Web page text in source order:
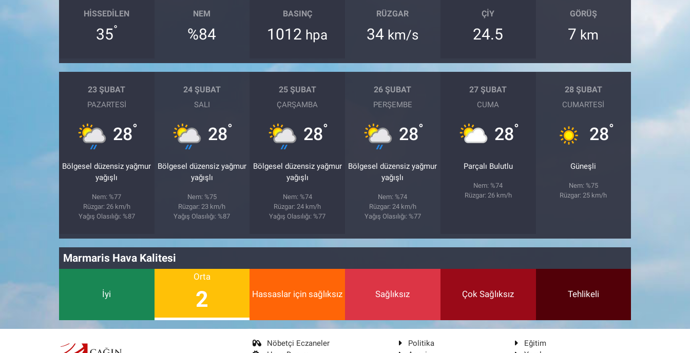
HISSEDILEN
35°
NEM
%84
BASINÇ
1012 hpa
RÜZGAR
34 km/s
ÇIY
24.5
GÖRÜŞ
7 km
23 ŞUBAT
PAZARTESI
28°
Bölgesel düzensiz yağmur
yağışlı
Nem: %77
Rüzgar: 26 km/h
Yağış Olasılığı: %87
24 ŞUBAT
SALI
28°
Bölgesel düzensiz yağmur
yağışlı
Nem: %75
Rüzgar: 23 km/h
Yağış Olasılığı: %87
25 ŞUBAT
ÇARŞAMBA
28°
Bölgesel düzensiz yağmur
yağışlı
Nem: %74
Rüzgar: 24 km/h
Yağış Olasılığı: %77
26 ŞUBAT
PERŞEMBE
28°
Bölgesel düzensiz yağmur
yağışlı
Nem: %74
Rüzgar: 24 km/h
Yağış Olasılığı: %77
27 ŞUBAT
CUMA
28°
Parçalı Bulutlu
Nem: %74
Rüzgar: 26 km/h
28 ŞUBAT
CUMARTESI
28°
Güneşli
Nem: %75
Rüzgar: 25 km/h
Marmaris Hava Kalitesi
İyi
Orta
2 Hassaslar için sağlıksız Sağlıksız Çok Sağlıksız Tehlikeli
Nöbetçi Eczaneler
Politika
Eğitim